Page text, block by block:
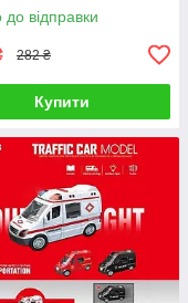
до відправки
282 ₴
Купити